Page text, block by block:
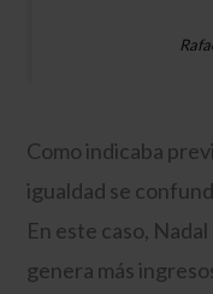
Como indicaba
igualdad se
En este caso,
genera más